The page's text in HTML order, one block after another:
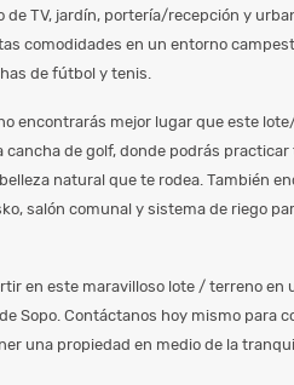
TV, jardín, portería/recepción y
comodidades en un entorno
de fútbol y tenis.
encontrarás mejor lugar que este
cancha de golf, donde podrás
natural que te rodea. También
salón comunal y sistema de riego
en este maravilloso lote / terreno en
Sopo. Contáctanos hoy mismo para
una propiedad en medio de la